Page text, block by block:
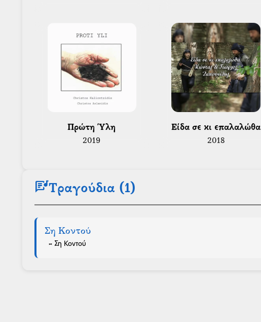
Πρώτη Ύλη
2019
Είδα σε κι επαλαλώθα
2018
lyricsΤραγούδια (1)
Ση Κοντού
- Ση Κοντού